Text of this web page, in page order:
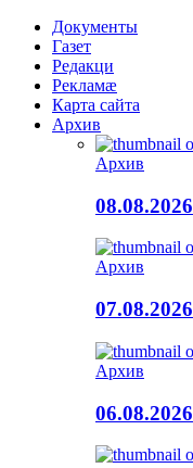
Документы
Газет
Редакци
Рекламæ
Карта сайта
Архив
Архив
08.08.2026
Архив
07.08.2026
Архив
06.08.2026